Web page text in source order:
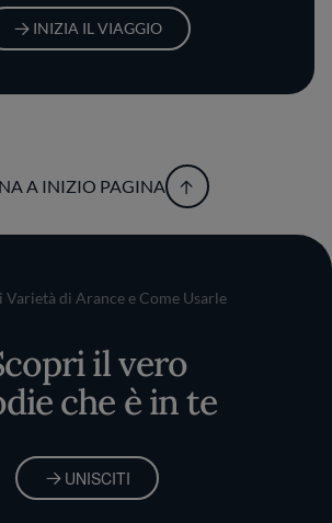
INIZIA IL VIAGGIO
A INIZIO PAGINA
Varietà di Arance e Come Usarle
il vero
che è in te
UNISCITI